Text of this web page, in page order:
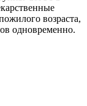
возраста,
одновременно.